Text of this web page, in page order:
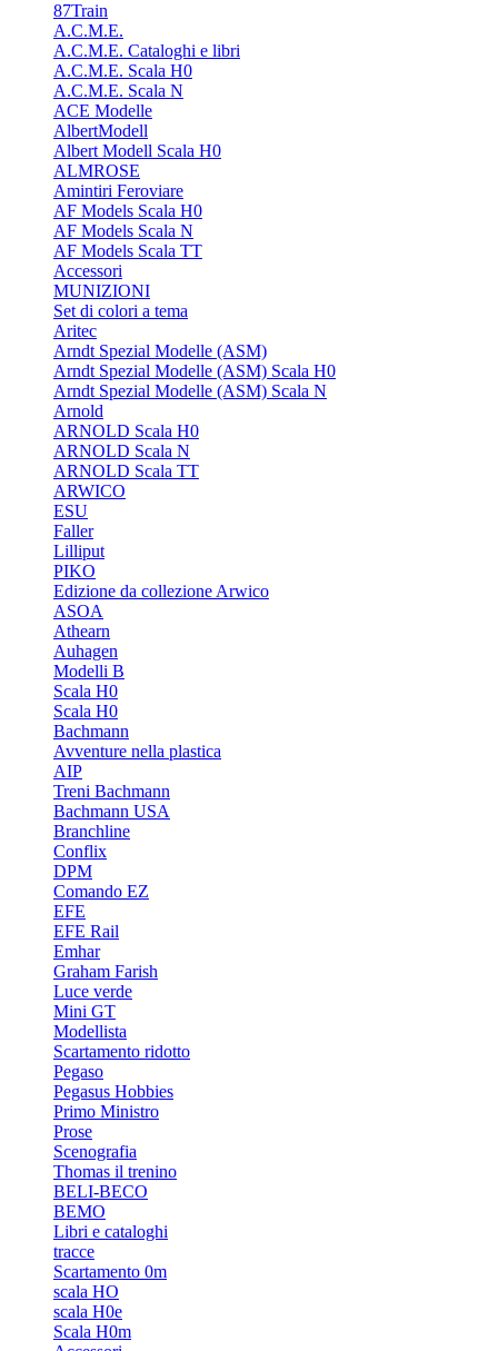
87Train
A.C.M.E.
A.C.M.E. Cataloghi e libri
A.C.M.E. Scala H0
A.C.M.E. Scala N
ACE Modelle
AlbertModell
Albert Modell Scala H0
ALMROSE
Amintiri Feroviare
AF Models Scala H0
AF Models Scala N
AF Models Scala TT
Accessori
MUNIZIONI
Set di colori a tema
Aritec
Arndt Spezial Modelle (ASM)
Arndt Spezial Modelle (ASM) Scala H0
Arndt Spezial Modelle (ASM) Scala N
Arnold
ARNOLD Scala H0
ARNOLD Scala N
ARNOLD Scala TT
ARWICO
ESU
Faller
Lilliput
PIKO
Edizione da collezione Arwico
ASOA
Athearn
Auhagen
Modelli B
Scala H0
Scala H0
Bachmann
Avventure nella plastica
AIP
Treni Bachmann
Bachmann USA
Branchline
Conflix
DPM
Comando EZ
EFE
EFE Rail
Emhar
Graham Farish
Luce verde
Mini GT
Modellista
Scartamento ridotto
Pegaso
Pegasus Hobbies
Primo Ministro
Prose
Scenografia
Thomas il trenino
BELI-BECO
BEMO
Libri e cataloghi
tracce
Scartamento 0m
scala HO
scala H0e
Scala H0m